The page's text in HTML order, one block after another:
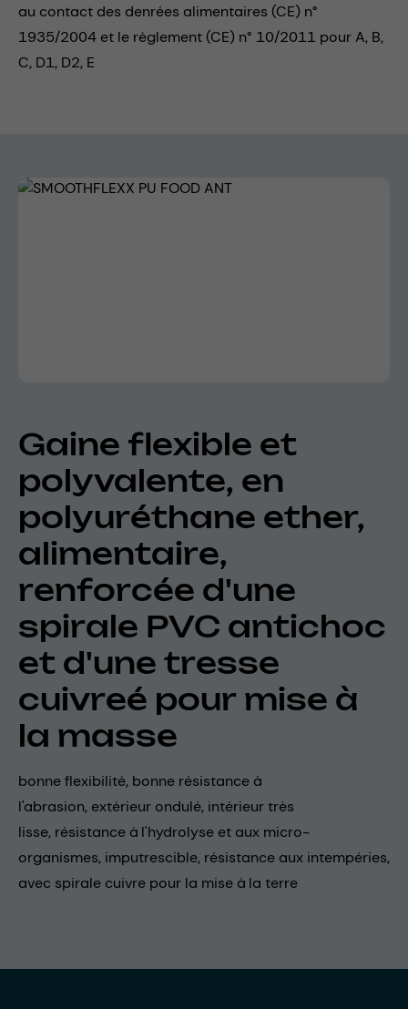
au contact des denrées alimentaires (CE) n°
1935/2004 et le règlement (CE) n° 10/2011 pour A, B,
C, D1, D2, E
Skip image gallery
Gaine flexible et
polyvalente, en
polyuréthane ether,
alimentaire,
renforcée d'une
spirale PVC antichoc
et d'une tresse
cuivreé pour mise à
la masse
bonne flexibilité, bonne résistance à
l'abrasion, extérieur ondulé, intérieur très
lisse, résistance à l'hydrolyse et aux micro-
organismes, imputrescible, résistance aux intempéries,
avec spirale cuivre pour la mise à la terre